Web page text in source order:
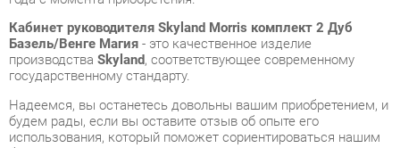
Надеемся, вы останетесь довольны вашим приобретением, и
будем рады, если вы оставите отзыв об опыте его
использования, который поможет сориентироваться нашим
будущим покупателям.
консультацию, фото и видеообзор продукции вы можете по
e-mail, телефону в Екатеринбурге и через мессенджеры
Telegram и WhatsApp.